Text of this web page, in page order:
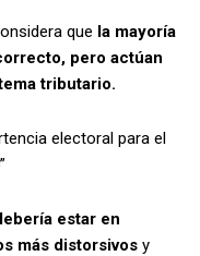
que la mayoría
pero actúan
tributario.
electoral para el
estar en
más distorsivos y